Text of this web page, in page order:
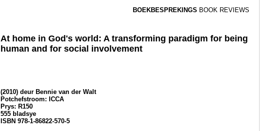
BOEKBESPREKINGS BOOK REVIEWS
At home in God's world: A transforming paradigm for being
human and for social involvement
(2010) deur Bennie van der Walt
Potchefstroom: ICCA
Prys: R150
555 bladsye
ISBN 978-1-86822-570-5